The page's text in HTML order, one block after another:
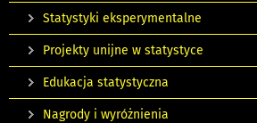
Statystyki eksperymentalne
Projekty unijne w statystyce
Edukacja statystyczna
Nagrody i wyróżnienia